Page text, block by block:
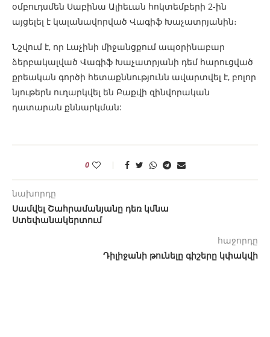
օմբուդսմեն Սաբինա Ալիեւան հոկտեմբերի 2-ին
այցելել է կալանավորված Վագիֆ Խաչատրյանին։
Նշվում է, որ Լաչինի միջանցքում ապօրինաբար
ձերբակալված Վագիֆ Խաչատրյանի դեմ հարուցված
քրեական գործի հետաքննությունն ավարտվել է, բոլոր
նյութերն ուղարկվել են Բաքվի զինվորական
դատարան քննարկման:
0
նախորդը
Սամվել Շահրամանյանը դեռ կմնա
Ստեփանակերտում
հաջորդը
Դիլիջանի թունելը գիշերը կփակվի